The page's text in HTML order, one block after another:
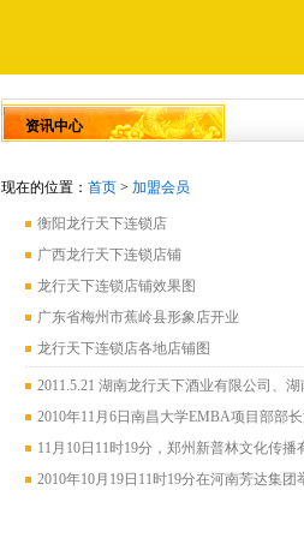
资讯中心
现在的位置： 首页 > 加盟会员
衡阳龙行天下连锁店
广西龙行天下连锁店铺
龙行天下连锁店铺效果图
广东省梅州市蕉岭县形象店开业
龙行天下连锁店各地店铺图
2011.5.21 湖南龙行天下酒业有限公司、
2010年11月6日南昌大学EMBA项目部部
11月10日11时19分，郑州新普林文化传
2010年10月19日11时19分在河南芳达集